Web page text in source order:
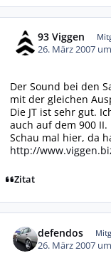
93 Viggen
26. März 2007
Der Sound bei den
mit der gleichen
Die JT ist sehr gut.
auch auf dem 900
Schau mal hier, da
http://
Zitat
defendos
26. März 2007